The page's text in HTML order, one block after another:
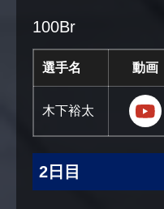
100Br
選手名 動画
木下裕太
2日目